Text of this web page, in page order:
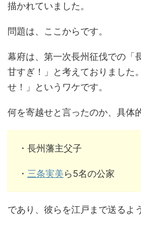
描かれていました。
問題は、ここからです。
幕府は、第一次長州征伐での「
甘すぎ！」と考えておりました
せ！」というワケです。
何を寄越せと言ったのか、具体
・長州藩主父子
・ 三条実美ら5名の公家
であり、彼らを江戸まで送るよ